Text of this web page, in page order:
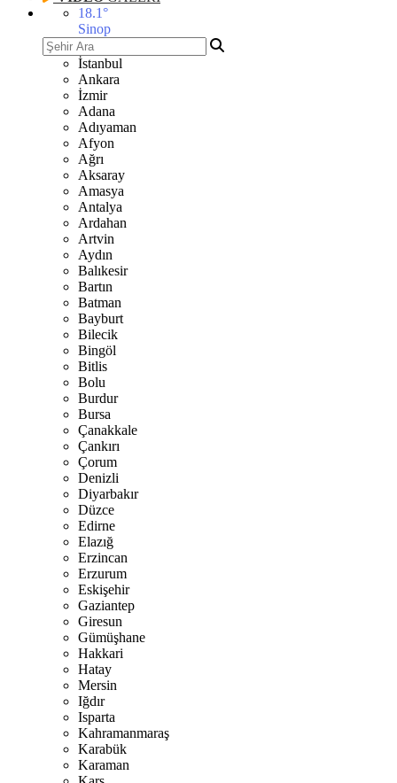
18.1 °
Sinop
İstanbul
Ankara
İzmir
Adana
Adıyaman
Afyon
Ağrı
Aksaray
Amasya
Antalya
Ardahan
Artvin
Aydın
Balıkesir
Bartın
Batman
Bayburt
Bilecik
Bingöl
Bitlis
Bolu
Burdur
Bursa
Çanakkale
Çankırı
Çorum
Denizli
Diyarbakır
Düzce
Edirne
Elazığ
Erzincan
Erzurum
Eskişehir
Gaziantep
Giresun
Gümüşhane
Hakkari
Hatay
Mersin
Iğdır
Isparta
Kahramanmaraş
Karabük
Karaman